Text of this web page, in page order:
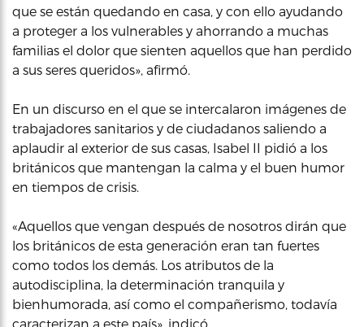
que se están quedando en casa, y con ello ayudando
a proteger a los vulnerables y ahorrando a muchas
familias el dolor que sienten aquellos que han perdido
a sus seres queridos», afirmó.
En un discurso en el que se intercalaron imágenes de
trabajadores sanitarios y de ciudadanos saliendo a
aplaudir al exterior de sus casas, Isabel II pidió a los
británicos que mantengan la calma y el buen humor
en tiempos de crisis.
«Aquellos que vengan después de nosotros dirán que
los británicos de esta generación eran tan fuertes
como todos los demás. Los atributos de la
autodisciplina, la determinación tranquila y
bienhumorada, así como el compañerismo, todavía
caracterizan a este país», indicó.